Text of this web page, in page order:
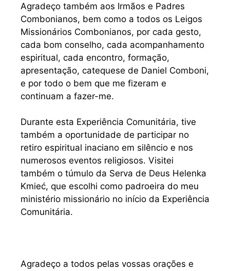
Agradeço também aos Irmãos e Padres
Combonianos, bem como a todos os Leigos
Missionários Combonianos, por cada gesto,
cada bom conselho, cada acompanhamento
espiritual, cada encontro, formação,
apresentação, catequese de Daniel Comboni,
e por todo o bem que me fizeram e
continuam a fazer-me.
Durante esta Experiência Comunitária, tive
também a oportunidade de participar no
retiro espiritual inaciano em silêncio e nos
numerosos eventos religiosos. Visitei
também o túmulo da Serva de Deus Helenka
Kmieć, que escolhi como padroeira do meu
ministério missionário no início da Experiência
Comunitária.
Agradeço a todos pelas vossas orações e